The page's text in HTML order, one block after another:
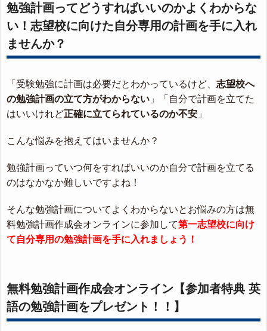
勉強計画ってどうすればいいのかよくわからな
い！志望校に向けた自分専用の計画を手に入れ
ませんか？
「受験勉強に計画は必要だとわかっているけど、 志望校へ
の勉強計画の立て方がわからない 」「自分で計画を立てた
はいいけれど正確に立てられているのか不安 」
こんな悩みを抱えてはいませんか？
勉強計画っていつ何をすればいいのか自分で計画を立てる
のはなかなか難しいですよね！
そんな勉強計画についてよくわからないとお悩みの方は無
料勉強計画作成会オンラインに参加して第一志望校に向け
て自分専用の勉強計画を手に入れましょう！
無料勉強計画作成会オンライン【参加者特典 英
語の勉強計画をプレゼント！！】